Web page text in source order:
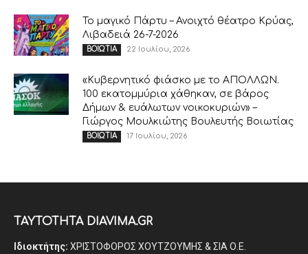
Το μαγικό Πάρτυ – Ανοιχτό θέατρο Κρύας,
Λιβαδειά 26-7-2026
ΒΟΙΩΤΙΑ 22 Ιουλίου, 2026
«Κυβερνητικό φιάσκο με το ΑΠΟΛΛΩΝ.
100 εκατομμύρια χάθηκαν, σε βάρος
Δήμων & ευάλωτων νοικοκυριών» –
Γιώργος Μουλκιώτης Βουλευτής Βοιωτίας
ΒΟΙΩΤΙΑ 17 Ιουλίου, 2026
ΤΑΥΤΟΤΗΤΑ DIAVIMA.GR
Ιδιοκτήτης: ΧΡΙΣΤΟΦΟΡΟΣ ΧΟΥΤΖΟΥΜΗΣ & ΣΙΑ Ο.Ε.